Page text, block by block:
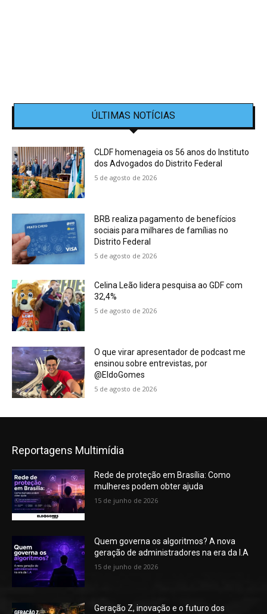
ÚLTIMAS NOTÍCIAS
CLDF homenageia os 56 anos do Instituto
dos Advogados do Distrito Federal
5 de agosto de 2026
BRB realiza pagamento de benefícios
sociais para milhares de famílias no
Distrito Federal
5 de agosto de 2026
Celina Leão lidera pesquisa ao GDF com
32,4%
5 de agosto de 2026
O que virar apresentador de podcast me
ensinou sobre entrevistas, por
@EldoGomes
5 de agosto de 2026
Reportagens Multimídia
Rede de proteção em Brasília: Como
mulheres podem obter ajuda
15 de junho de 2026
Quem governa os algoritmos? A nova
geração de administradores na era da I.A
15 de junho de 2026
Geração Z, inovação e o futuro dos